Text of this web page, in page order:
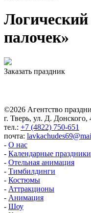
Логический
палочек»
Заказать праздник
©2026 Агентство
г. Тверь, ул. Д. Донского,
тел.: +7 (4822) 750-651
почта:
- О нас
- Календарные праздники
- Отельная анимация
- Тимбилдинги
- Костюмы
- Аттракционы
- Анимация
- Шоу